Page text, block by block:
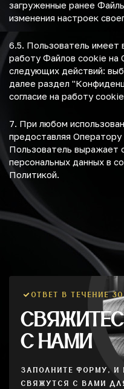
загруженные ранее
изменения настроек
6.5. Пользователь имеет
работу Файлов cookie на
следующих действий:
далее раздел
согласие на работу
7. При любом
предоставляя
Пользователь выражает
персональных данных в
Политикой.
ОТВЕТ В ТЕЧЕНИЕ
С НАМИ
ЗАПОЛНИТЕ ФОРМУ, И
СВЯЖУТСЯ С ВАМИ